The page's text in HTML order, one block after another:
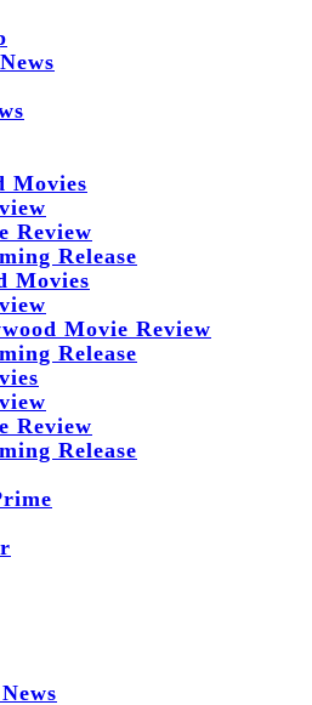
Movies
Review
Release
Movies
Movie Review
Release
Review
Release